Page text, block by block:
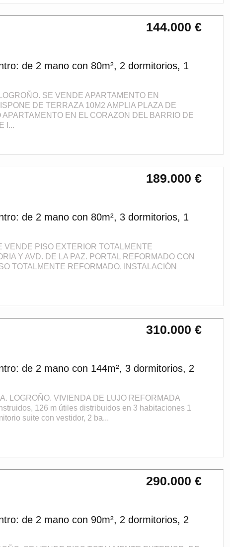
144.000 €
de 2 mano con 80m², 2 dormitorios, 1
SE VENDE APARTAMENTO EN
DE TERRAZA 10M2 AMPLIA PLAZA DE
EN EL CORAZON DEL BARRIO DE
I...
189.000 €
de 2 mano con 80m², 3 dormitorios, 1
VENDE PISO EXTERIOR TOTALMENTE
Y AVD. DE LA PAZ. PORTAL REFORMADO CON
TOTALMENTE REFORMADO, INSTALACIÓN
310.000 €
de 2 mano con 144m², 3 dormitorios, 2
LOGROÑO. VIVIENDA DE LUJO REFORMADA
126 m útiles distribuidos en 3 habitaciones 1
suite con vestidor, 2 ba...
290.000 €
de 2 mano con 90m², 2 dormitorios, 2